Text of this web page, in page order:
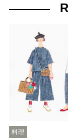
料理